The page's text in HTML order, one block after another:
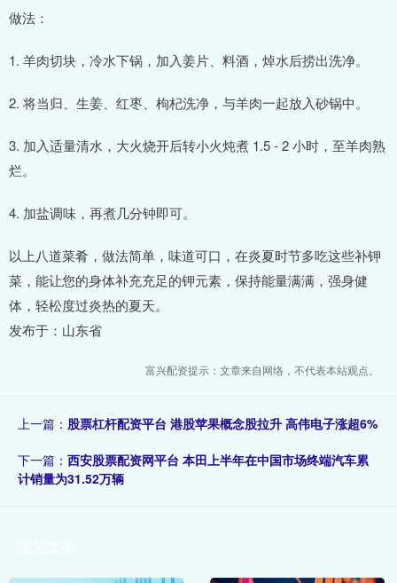
做法：
1. 羊肉切块，冷水下锅，加入姜片、料酒，焯水后捞出洗净。
2. 将当归、生姜、红枣、枸杞洗净，与羊肉一起放入砂锅中。
3. 加入适量清水，大火烧开后转小火炖煮 1.5 - 2 小时，至羊肉熟
烂。
4. 加盐调味，再煮几分钟即可。
以上八道菜肴，做法简单，味道可口，在炎夏时节多吃这些补钾
菜，能让您的身体补充充足的钾元素，保持能量满满，强身健
体，轻松度过炎热的夏天。
发布于：山东省
富兴配资提示：文章来自网络，不代表本站观点。
上一篇： 股票杠杆配资平台 港股苹果概念股拉升 高伟电子涨超6%
下一篇： 西安股票配资网平台 本田上半年在中国市场终端汽车累
计销量为31.52万辆